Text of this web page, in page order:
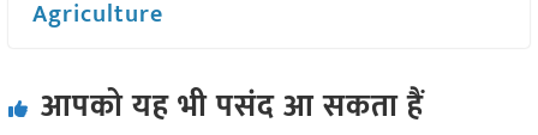
Agriculture
आपको यह भी पसंद आ सकता हैं